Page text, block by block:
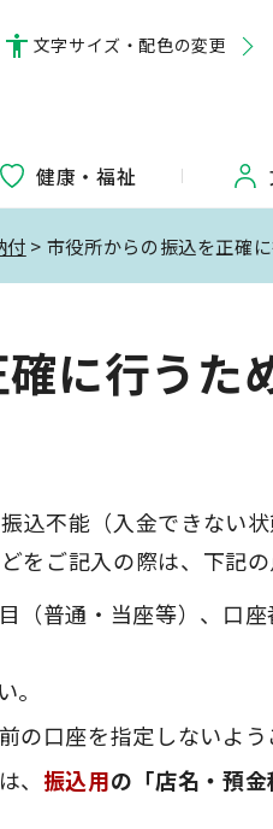
文字サイズ・配色の変更
健康・福祉
付 > 市役所からの振込を正確
に行うた
不能（入金できない状
ご記入の際は、下記の
（普通・当座等）、口
口座を指定しないよう
、 振込用の「店名・預金